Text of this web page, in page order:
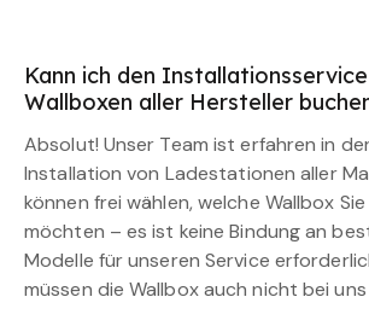
Kann ich den
Wallboxen aller Hersteller
Absolut! Unser Team ist erfahren in
Installation von Ladestationen aller
können frei wählen, welche Wallbox
möchten – es ist keine Bindung an
Modelle für unseren Service
müssen die Wallbox auch nicht bei uns